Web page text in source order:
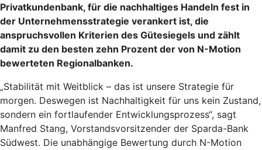
Privatkundenbank, für die nachhaltiges Handeln fest in
der Unternehmensstrategie verankert ist, die
anspruchsvollen Kriterien des Gütesiegels und zählt
damit zu den besten zehn Prozent der von N-Motion
bewerteten Regionalbanken.
„Stabilität mit Weitblick – das ist unsere Strategie für
morgen. Deswegen ist Nachhaltigkeit für uns kein Zustand,
sondern ein fortlaufender Entwicklungsprozess“, sagt
Manfred Stang, Vorstandsvorsitzender der Sparda-Bank
Südwest. Die unabhängige Bewertung durch N-Motion